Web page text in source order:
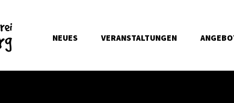
NEUES VERANSTALTUNGEN